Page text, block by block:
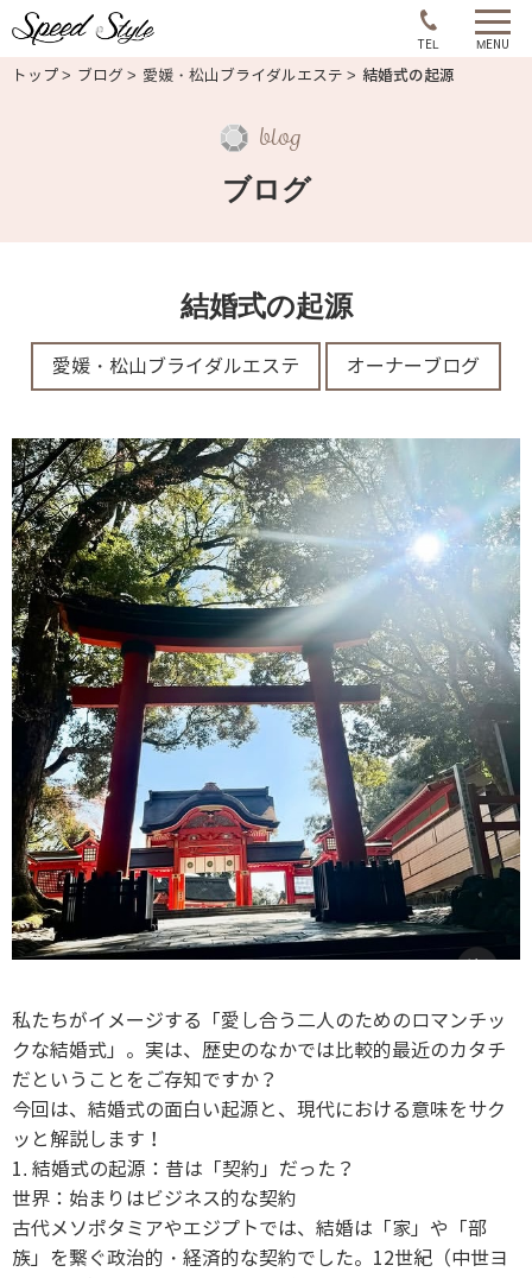
ン
テ
キ
TEL MENU
トップ ブログ 愛媛・松山ブライダルエステ 結婚式の起源
blog
ブログ
結婚式の起源
愛媛・松山ブライダルエステ オーナーブログ
私たちがイメージする「愛し合う二人のためのロマンチッ
クな結婚式」。実は、歴史のなかでは比較的最近のカタチ
だということをご存知ですか？
今回は、結婚式の面白い起源と、現代における意味をサク
ッと解説します！
1. 結婚式の起源：昔は「契約」だった？
世界：始まりはビジネス的な契約
古代メソポタミアやエジプトでは、結婚は「家」や「部
族」を繋ぐ政治的・経済的な契約でした。12世紀（中世ヨ